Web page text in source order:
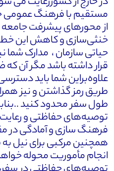
مستقیم با فرهنگ عمومی
از محورهای پیشرفت
خنثی‌سازی و کاهش این
حیاتی سازمان ، مدارک
قرار داشته باشد مگر آن که
علاوه‌براین شما باید
طریق رمز گذاشتن و نیز
طول سفر محدود کنید
توصیه‌های حفاظتی و
فرهنگ سازی و آمادگی در
همچنین مرکبی برای نیل
انجام مأموریت محوله